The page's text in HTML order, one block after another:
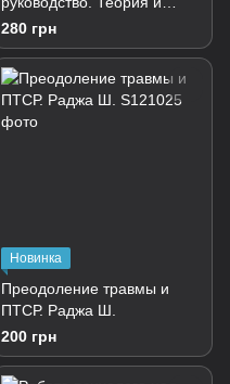
лечение комплексного
ПТСР и диссоциации. Найп
Д.
280 грн
Новинка
Преодоление травмы и
ПТСР. Раджа Ш.
200 грн